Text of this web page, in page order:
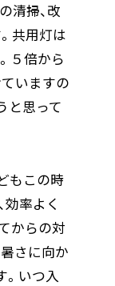
清掃、改
共用灯は
５倍から
いますの
と思って
もこの時
率よく
からの対
さに向か
。いつ入